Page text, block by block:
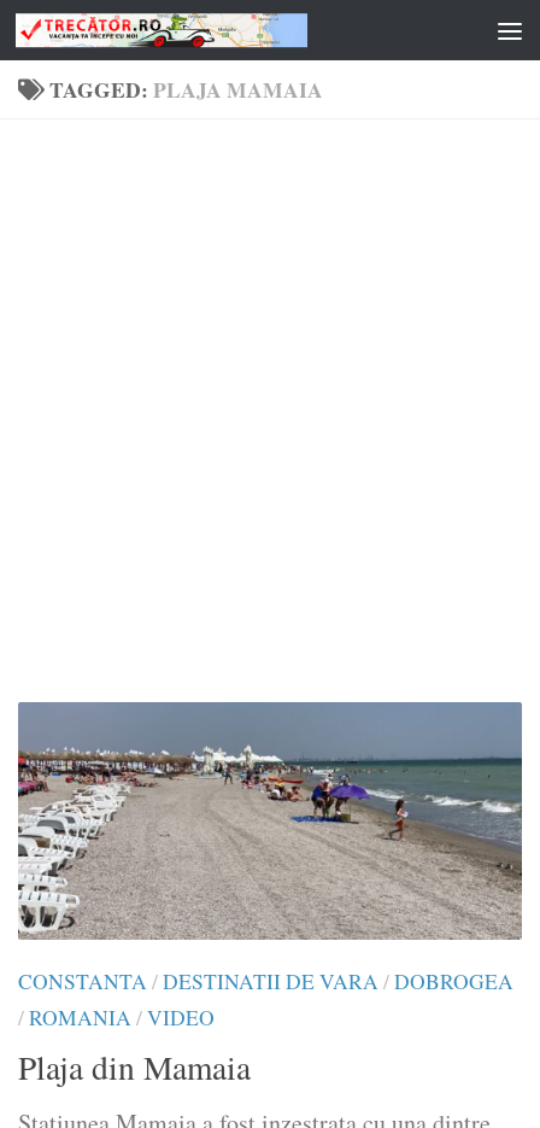
Skip to content
TAGGED:PLAJA MAMAIA
CONSTANTA/DESTINATII DE VARA/DOBROGEA
/ROMANIA/VIDEO
Plaja din Mamaia